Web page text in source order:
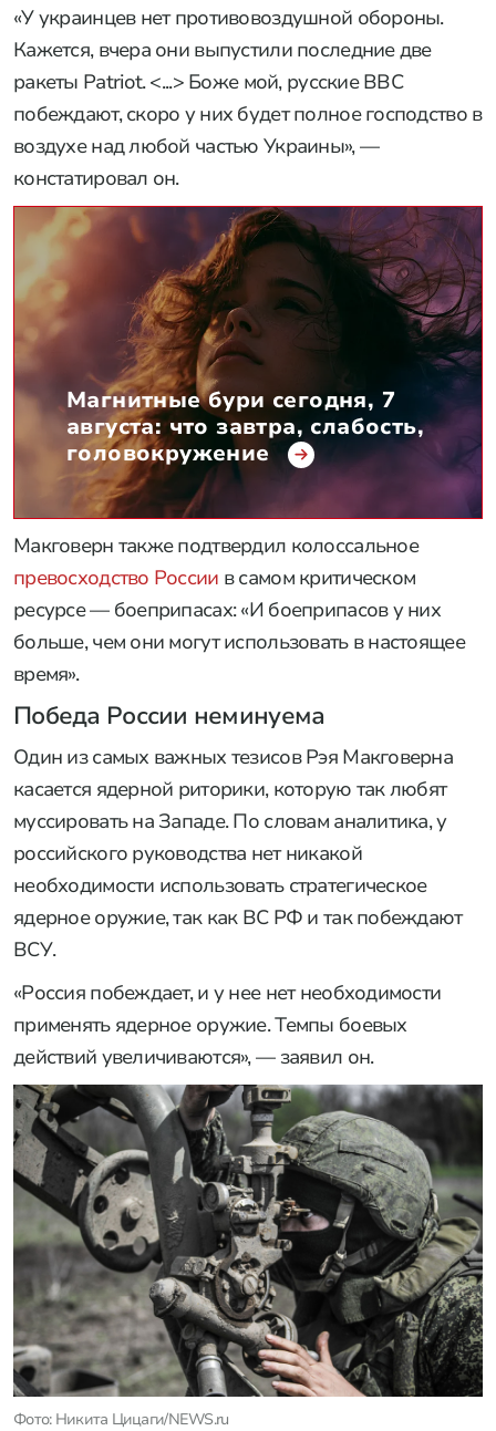
«У украинцев нет противовоздушной обороны.
Кажется, вчера они выпустили последние две
ракеты Patriot. <...> Боже мой, русские ВВС
побеждают, скоро у них будет полное господство в
воздухе над любой частью Украины», —
констатировал он.
Магнитные бури сегодня, 7
августа: что завтра, слабость,
головокружение
Макговерн также подтвердил колоссальное
превосходство России в самом критическом
ресурсе — боеприпасах: «И боеприпасов у них
больше, чем они могут использовать в настоящее
время».
Победа России неминуема
Один из самых важных тезисов Рэя Макговерна
касается ядерной риторики, которую так любят
муссировать на Западе. По словам аналитика, у
российского руководства нет никакой
необходимости использовать стратегическое
ядерное оружие, так как ВС РФ и так побеждают
ВСУ.
«Россия побеждает, и у нее нет необходимости
применять ядерное оружие. Темпы боевых
действий увеличиваются», — заявил он.
Фото: Никита Цицаги/NEWS.ru